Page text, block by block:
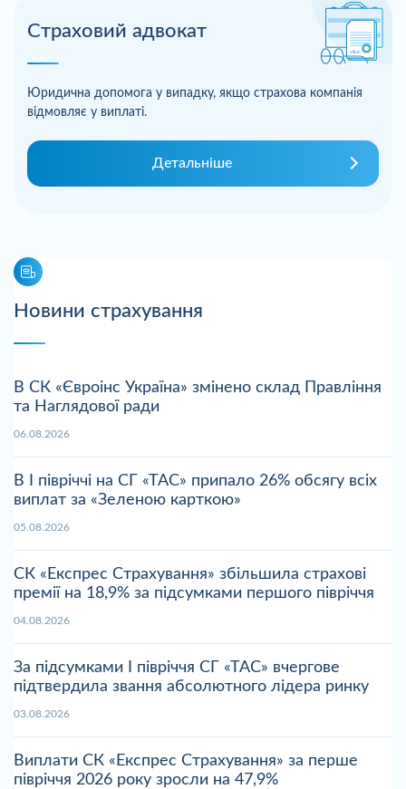
Страховий адвокат
Юридична допомога у випадку, якщо страхова компанія
відмовляє у виплаті.
Детальніше
Новини страхування
В СК «Євроінс Україна» змінено склад Правління
та Наглядової ради
06.08.2026
В І півріччі на СГ «ТАС» припало 26% обсягу всіх
виплат за «Зеленою карткою»
05.08.2026
СК «Експрес Страхування» збільшила страхові
премії на 18,9% за підсумками першого півріччя
04.08.2026
За підсумками І півріччя СГ «ТАС» вчергове
підтвердила звання абсолютного лідера ринку
03.08.2026
Виплати СК «Експрес Страхування» за перше
півріччя 2026 року зросли на 47,9%